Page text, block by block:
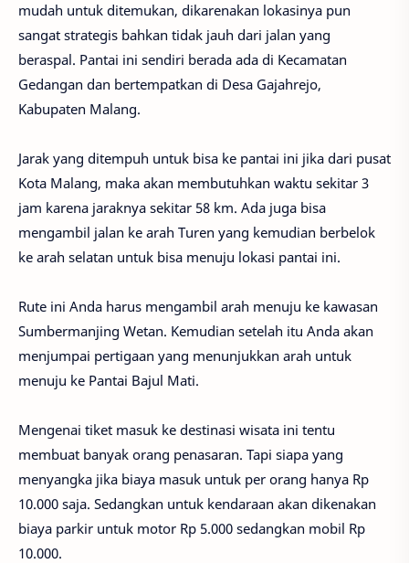
mudah untuk ditemukan, dikarenakan lokasinya pun
sangat strategis bahkan tidak jauh dari jalan yang
beraspal. Pantai ini sendiri berada ada di Kecamatan
Gedangan dan bertempatkan di Desa Gajahrejo,
Kabupaten Malang.
Jarak yang ditempuh untuk bisa ke pantai ini jika dari pusat
Kota Malang, maka akan membutuhkan waktu sekitar 3
jam karena jaraknya sekitar 58 km. Ada juga bisa
mengambil jalan ke arah Turen yang kemudian berbelok
ke arah selatan untuk bisa menuju lokasi pantai ini.
Rute ini Anda harus mengambil arah menuju ke kawasan
Sumbermanjing Wetan. Kemudian setelah itu Anda akan
menjumpai pertigaan yang menunjukkan arah untuk
menuju ke Pantai Bajul Mati.
Mengenai tiket masuk ke destinasi wisata ini tentu
membuat banyak orang penasaran. Tapi siapa yang
menyangka jika biaya masuk untuk per orang hanya Rp
10.000 saja. Sedangkan untuk kendaraan akan dikenakan
biaya parkir untuk motor Rp 5.000 sedangkan mobil Rp
10.000.